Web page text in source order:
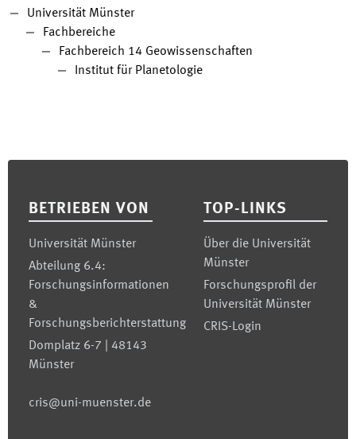
Universität Münster
Fachbereiche
Fachbereich 14 Geowissenschaften
Institut für Planetologie
BETRIEBEN VON
Universität Münster
Abteilung 6.4:
Forschungsinformationen
&
Forschungsberichterstattung
Domplatz 6-7 | 48143
Münster
cris@uni-muenster.de
TOP-LINKS
Über die Universität
Münster
Forschungsprofil der
Universität Münster
CRIS-Login